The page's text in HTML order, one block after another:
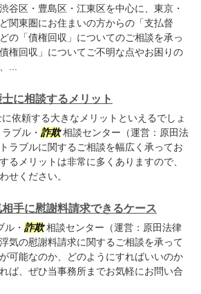
谷区・豊島区・江東区を中心に、東京・
関東圏にお住まいの方からの「支払督
の「債権回収」についてのご相談を承っ
権回収」についてご不明な点やお困りの
...
に相談するメリット
依頼する大きなメリットといえるでしょ
ブル・ 詐欺相談センター（運営：原田法
ラブルに関するご相談を幅広く承ってお
るメリットは非常に多くありますので、
せください。
手に慰謝料請求できるケース
・ 詐欺相談センター（運営：原田法律
気の慰謝料請求に関するご相談を承って
可能なのか、どのようにすればいいのか
ば、ぜひ当事務所までお気軽にお問い合